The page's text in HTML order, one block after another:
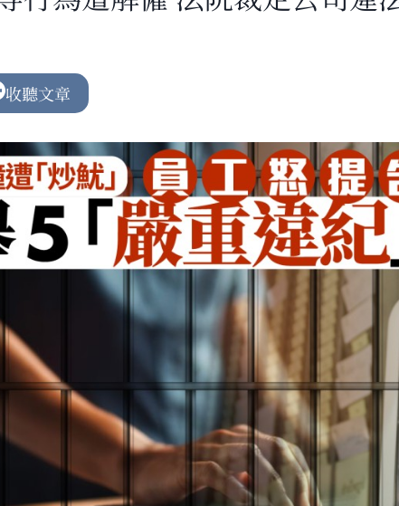
收聽文章